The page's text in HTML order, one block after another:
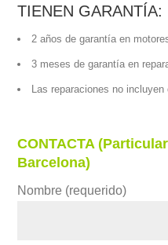
TIENEN GARANTÍA:
2 años de garantía en
3 meses de garantía en
Las reparaciones no
CONTACTA
Barcelona)
Nombre (requerido)